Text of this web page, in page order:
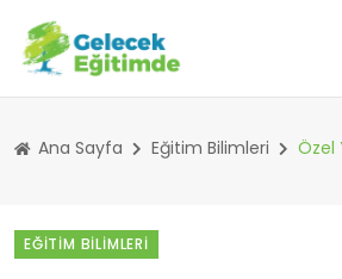
Ana Sayfa Eğitim Bilimleri
EĞITIM BILIMLERI